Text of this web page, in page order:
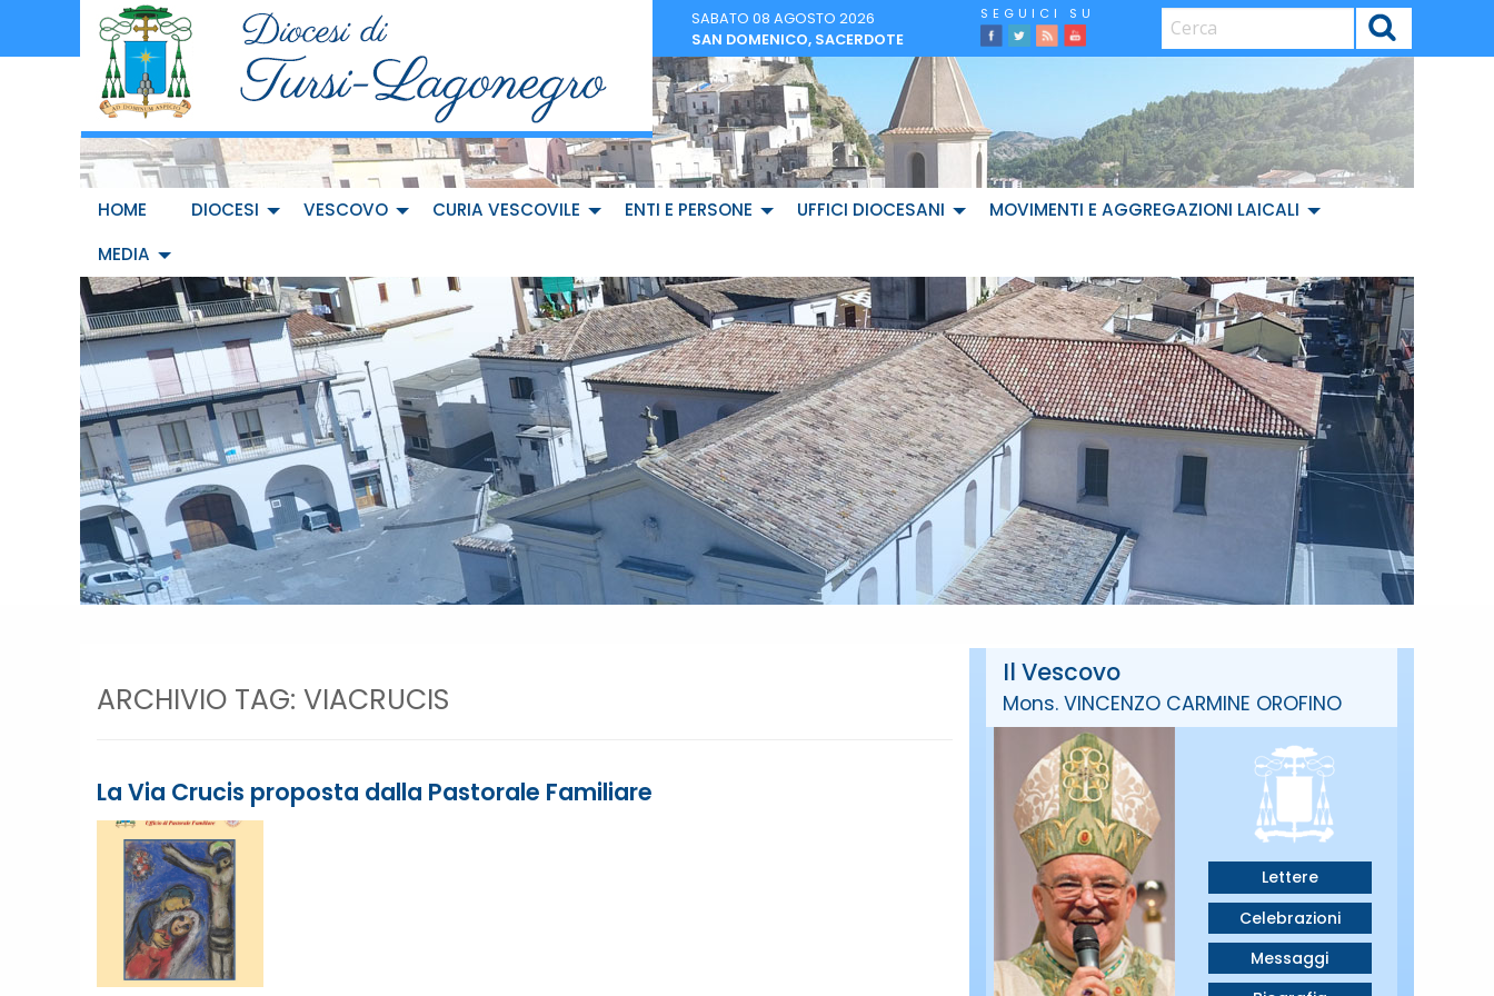
SABATO 08 AGOSTO 2026
SAN DOMENICO, SACERDOTE
facebook
Twitter
FeedYoutube
CERCA
HOME DIOCESI VESCOVO CURIA VESCOVILE ENTI E PERSONE UFFICI DIOCESANI
MOVIMENTI E AGGREGAZIONI LAICALI
MEDIA
ARCHIVIO TAG: VIACRUCIS
La Via Crucis proposta dalla Pastorale Familiare
Il Vescovo
Mons. VINCENZO CARMINE OROFINO
Lettere
Celebrazioni
Messaggi